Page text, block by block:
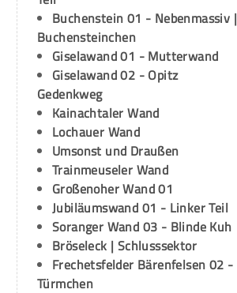
Buchenstein 01 - Nebenmassiv |
Buchensteinchen
Giselawand 01 - Mutterwand
Giselawand 02 - Opitz
Gedenkweg
Kainachtaler Wand
Lochauer Wand
Umsonst und Draußen
Trainmeuseler Wand
Großenoher Wand 01
Jubiläumswand 01 - Linker Teil
Soranger Wand 03 - Blinde Kuh
Bröseleck | Schlusssektor
Frechetsfelder Bärenfelsen 02 -
Türmchen